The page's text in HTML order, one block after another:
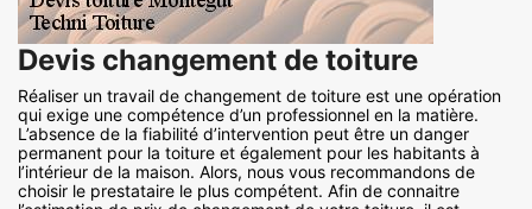
Devis changement de toiture
Réaliser un travail de changement de toiture est une opération
qui exige une compétence d’un professionnel en la matière.
L’absence de la fiabilité d’intervention peut être un danger
permanent pour la toiture et également pour les habitants à
l’intérieur de la maison. Alors, nous vous recommandons de
choisir le prestataire le plus compétent. Afin de connaitre